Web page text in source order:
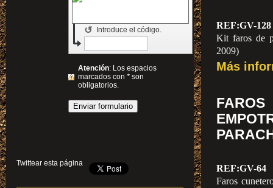
REF:GV-128
Kit faros de
2009)
Más
REF:GV-64
Faros
Introduce el código.
↺
Atención: Los espacios
marcados con *son
obligatorios.
Twittear esta página